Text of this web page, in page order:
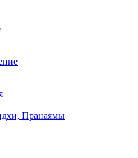
Пранаямы